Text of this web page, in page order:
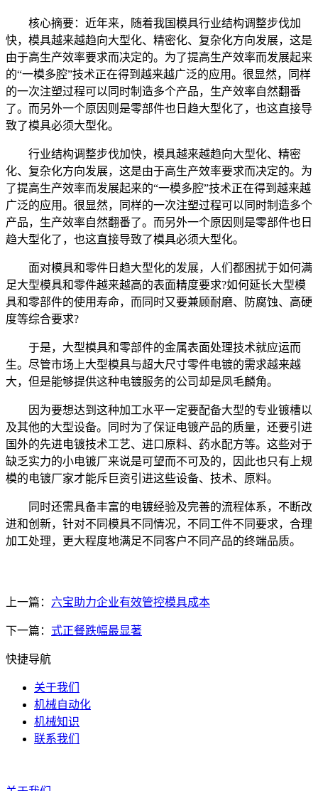
核心摘要：近年来，随着我国模具行业结构调整步伐加
快，模具越来越趋向大型化、精密化、复杂化方向发展，这是
由于高生产效率要求而决定的。为了提高生产效率而发展起来
的“一模多腔”技术正在得到越来越广泛的应用。很显然，同样
的一次注塑过程可以同时制造多个产品，生产效率自然翻番
了。而另外一个原因则是零部件也日趋大型化了，也这直接导
致了模具必须大型化。
行业结构调整步伐加快，模具越来越趋向大型化、精密
化、复杂化方向发展，这是由于高生产效率要求而决定的。为
了提高生产效率而发展起来的“一模多腔”技术正在得到越来越
广泛的应用。很显然，同样的一次注塑过程可以同时制造多个
产品，生产效率自然翻番了。而另外一个原因则是零部件也日
趋大型化了，也这直接导致了模具必须大型化。
面对模具和零件日趋大型化的发展，人们都困扰于如何满
足大型模具和零件越来越高的表面精度要求?如何延长大型模
具和零部件的使用寿命，而同时又要兼顾耐磨、防腐蚀、高硬
度等综合要求?
于是，大型模具和零部件的金属表面处理技术就应运而
生。尽管市场上大型模具与超大尺寸零件电镀的需求越来越
大，但是能够提供这种电镀服务的公司却是凤毛麟角。
因为要想达到这种加工水平一定要配备大型的专业镀槽以
及其他的大型设备。同时为了保证电镀产品的质量，还要引进
国外的先进电镀技术工艺、进口原料、药水配方等。这些对于
缺乏实力的小电镀厂来说是可望而不可及的，因此也只有上规
模的电镀厂家才能斥巨资引进这些设备、技术、原料。
同时还需具备丰富的电镀经验及完善的流程体系，不断改
进和创新，针对不同模具不同情况，不同工件不同要求，合理
加工处理，更大程度地满足不同客户不同产品的终端品质。
上一篇： 六宝助力企业有效管控模具成本
下一篇： 式正餐跌幅最显著
快捷导航
关于我们
机械自动化
机械知识
联系我们